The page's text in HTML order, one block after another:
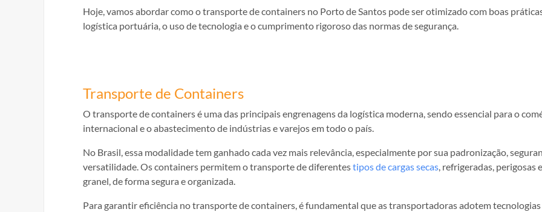
Hoje, vamos abordar como o transporte de containers no Porto de Santos pode ser otimizado com boas
logística portuária, o uso de tecnologia e o cumprimento rigoroso das normas de segurança.
Transporte de Containers
O transporte de containers é uma das principais engrenagens da logística moderna, sendo essencial para o
internacional e o abastecimento de indústrias e varejos em todo o país.
No Brasil, essa modalidade tem ganhado cada vez mais relevância, especialmente por sua padronização,
versatilidade. Os containers permitem o transporte de diferentestipos de cargas secas , refrigeradas, perigosas
granel, de forma segura e organizada.
Para garantir eficiência no transporte de containers, é fundamental que as transportadoras adotem tecnologias